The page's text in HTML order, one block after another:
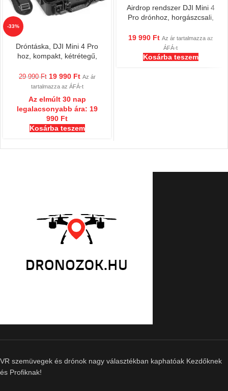
-33%
Dróntáska, DJI Mini 4 Pro
hoz, kompakt, kétrétegű,
és 4 Pro Fly More Combo
készlethez, hátizsákos
túrázáshoz
29 990Ft 19 990 Ft Az ár
tartalmazza az ÁFÁ-t
Az elmúlt 30 nap
legalacsonyabb ára: 19
990 Ft
Kosárba teszem
Airdrop rendszer DJI Mini 4
Pro drónhoz, horgászcsali,
terhelés
19 990 Ft Az ár tartalmazza az
ÁFÁ-t
Kosárba teszem
VR szemüvegek és drónok nagy választékban kaphatóak Kezdőknek
és Profiknak!